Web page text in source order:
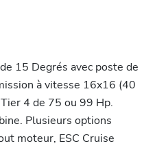
15 Degrés avec poste de
à vitesse 16x16 (40
4 de 75 ou 99 Hp.
Plusieurs options
moteur, ESC Cruise